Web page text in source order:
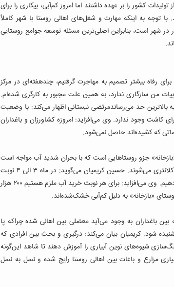
کشور را بر عهده داشتند اما امروز کم‌آبی، بیکاری را برای
با توجه به اینکه مهارت و شغل‌های اهالی روستا با شهر کاملاً
شهر است، بنابراین اصلی‌ترین مسئله توسعه جوامع روستایی
رفاه بیشتر تصمیم به مهاجرت گرفتیم، چندهفته‌ای در مرکز
من سازگاری ندارد، به همین علت مجبور به کارگری شده‌ام.
بالاترین حد می‌رساندمرتضی نیستانی اظهار می‌کند: با وضعیت
کاشت وجود ندارد. وی می‌افزاید: امروزه کشاورزان و باغداران
که کشیده‌اند حاصل نمی‌شود.
«بازخانه» جزو روستاهایی است که با بحران شدید آب مواجه است
و طی هفته به دلیل کم‌آبی افراد زیادی در باغ‌های این روستا درگیر و راهی کلانتری می‌شوند. حسین کریمیان می‌گوید: در ماه ۳ الی ۴ نوبت
وی می‌افزاید: برای هر نوبت خرید آب ملزم هستیم ۲۰۰ هزار
«بازخانه» به دلیل کم‌آبی خشک‌شده‌اند.
باغداران به وجود می‌آید معضلی بین اهالی شده چراکه پا
شود. کریمیان بیان می‌کند: درگیری و بحث بین افرادی که
شیوه‌های نوین آبیاری را آموزش دهند تا شاهد این‌گونه
مزارع و باغات بین اهالی روستا رایج شده و نسل به نسل